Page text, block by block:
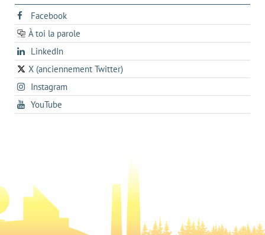
Facebooks'ouvre
dans
un
onglet
À toi la parole
opens
in
a
new
tab
LinkedInopens
in
a
new
X (anciennement Twitter)
s'ouvre
dans
un
nouvel
Instagrams'ouvre
dans
un
YouTube
dans